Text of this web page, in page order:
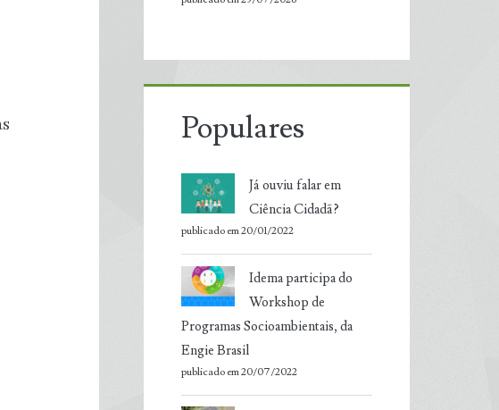
Populares
Já ouviu falar em
Ciência Cidadã?
publicado em 20/01/2022
Idema participa do
Workshop de
Programas Socioambientais, da
Engie Brasil
publicado em 20/07/2022